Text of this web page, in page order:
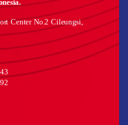
Center No.2 Cileungsi,